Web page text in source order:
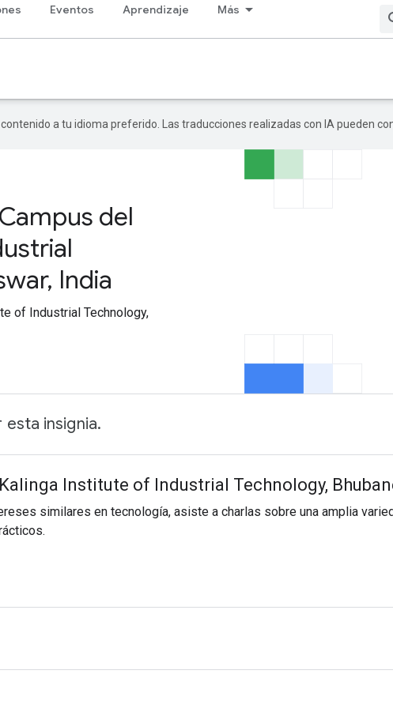
Eventos Aprendizaje Más
a tu idioma preferido. Las traducciones realizadas con IA pueden
del
India
of Industrial Technology,
esta insignia.
Kalinga Institute of Industrial Technology,
similares en tecnología, asiste a charlas sobre una amplia